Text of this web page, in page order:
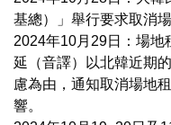
基總）」舉行要求取消
2024年10月29日：場地
延（音譯）以北韓近期
慮為由，通知取消場地
響。